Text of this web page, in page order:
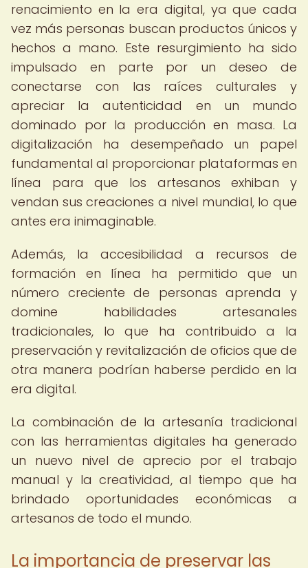
renacimiento en la era digital, ya que cada
vez más personas buscan productos únicos y
hechos a mano. Este resurgimiento ha sido
impulsado en parte por un deseo de
conectarse con las raíces culturales y
apreciar la autenticidad en un mundo
dominado por la producción en masa. La
digitalización ha desempeñado un papel
fundamental al proporcionar plataformas en
línea para que los artesanos exhiban y
vendan sus creaciones a nivel mundial, lo que
antes era inimaginable.
Además, la accesibilidad a recursos de
formación en línea ha permitido que un
número creciente de personas aprenda y
domine habilidades artesanales
tradicionales, lo que ha contribuido a la
preservación y revitalización de oficios que de
otra manera podrían haberse perdido en la
era digital.
La combinación de la artesanía tradicional
con las herramientas digitales ha generado
un nuevo nivel de aprecio por el trabajo
manual y la creatividad, al tiempo que ha
brindado oportunidades económicas a
artesanos de todo el mundo.
La importancia de preservar las